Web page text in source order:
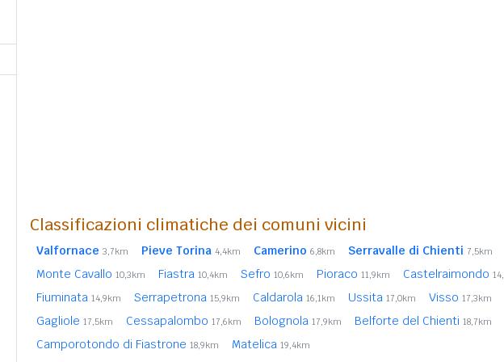
Classificazioni climatiche dei comuni vicini
Valfornace 3,7km Pieve Torina 4,4km Camerino 6,8km Serravalle di Chienti 7,5km
Monte Cavallo 10,3km Fiastra 10,4km Sefro 10,6km Pioraco 11,9km Castelraimondo
Fiuminata 14,9km Serrapetrona 15,9km Caldarola 16,1km Ussita 17,0km Visso 17,3km
Gagliole 17,5km Cessapalombo 17,6km Bolognola 17,9km Belforte del Chienti 18,7km
Camporotondo di Fiastrone 18,9km Matelica 19,4km